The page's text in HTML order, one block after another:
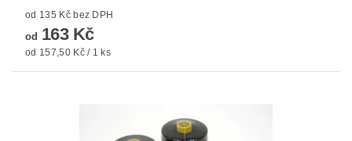
od 135 Kč bez DPH
od 163 Kč
od 157,50 Kč / 1 ks